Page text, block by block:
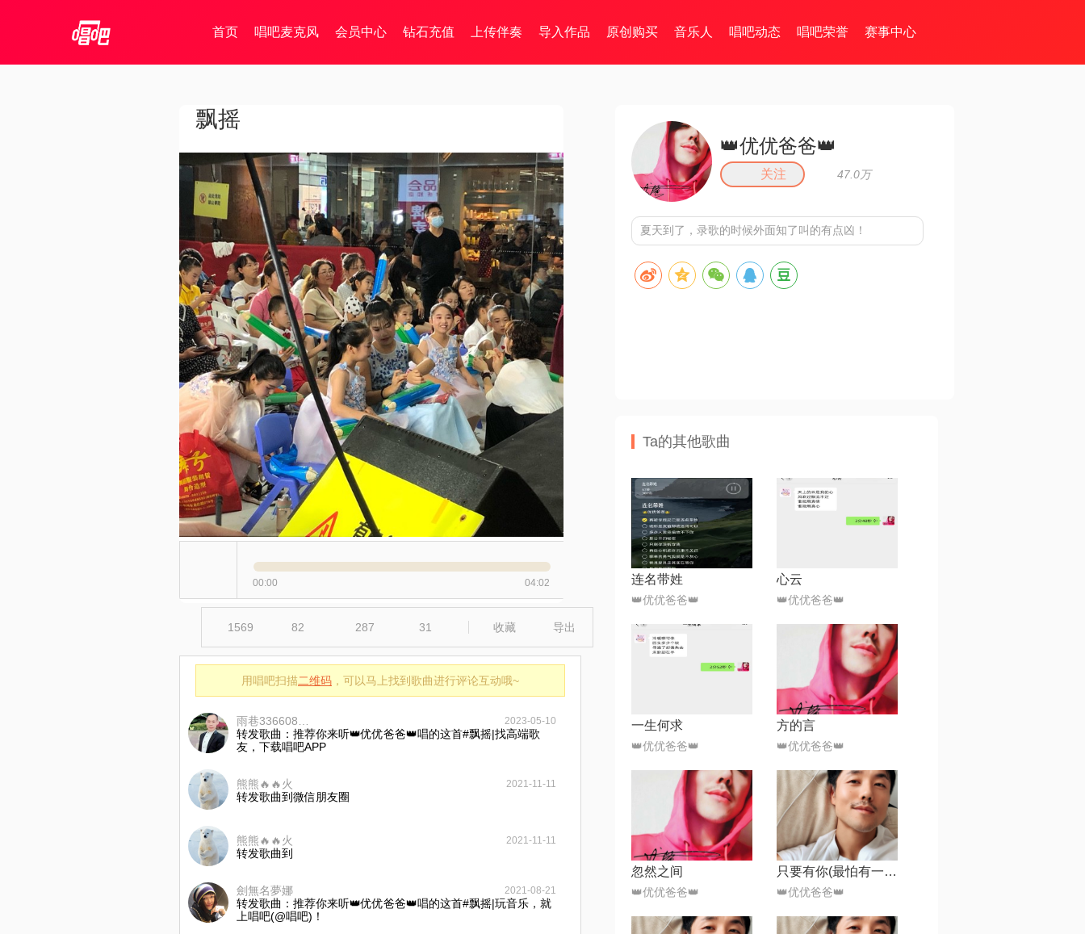
首页 唱吧麦克风 会员中心 钻石充值 上传伴奏 导入作品 原创购买 音乐人 唱吧动态 唱吧荣誉 赛事中心
飘摇
00:00 04:02
1569 82 287 31 收藏 导出
用唱吧扫描二维码 ，可以马上找到歌曲进行评论互动哦~
2023-05-10
转发歌曲：推荐你来听👑优优爸爸👑唱的这首#飘摇|找高端歌
友，下载唱吧APP
熊熊🔥🔥火 2021-11-11
转发歌曲到微信朋友圈
熊熊🔥🔥火 2021-11-11
转发歌曲到
劍無名夢娜 2021-08-21
转发歌曲：推荐你来听👑优优爸爸👑唱的这首#飘摇|玩音乐，就
上唱吧(@唱吧)！
👑优优爸爸👑
关注 47.0万
夏天到了，录歌的时候外面知了叫的有点凶！
Ta的其他歌曲
连名带姓
👑优优爸爸👑
心云
👑优优爸爸👑
一生何求
👑优优爸爸👑
方的言
👑优优爸爸👑
忽然之间
👑优优爸爸👑
只要有你(最怕有一天你离我远去)
👑优优爸爸👑